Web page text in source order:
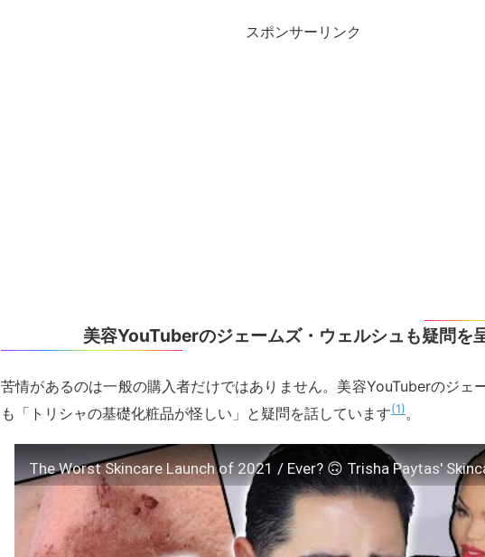
スポンサーリンク
美容YouTuberのジェームズ・ウェルシュも疑問を
苦情があるのは一般の購入者だけではありません。美容YouTuberのジェ
も「トリシャの基礎化粧品が怪しい」と疑問を話しています 1 。
The Worst Skincare Launch of 2021 / Ever? 🙃 Trisha Paytas'